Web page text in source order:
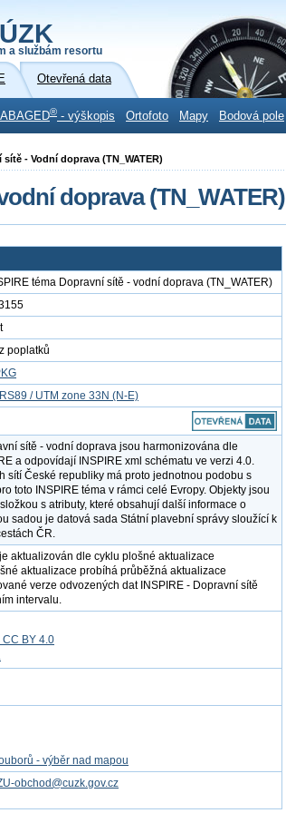
a službám resortu
Otevřená data
® - výškopis Ortofoto Mapy Bodová pole
- Vodní doprava (TN_WATER)
doprava (TN_WATER)
téma Dopravní sítě - vodní doprava (TN_WATER)
poplatků
/ UTM zone 33N (N-E)
sítě - vodní doprava jsou harmonizována dle
a odpovídají INSPIRE xml schématu ve verzi 4.0.
sítí České republiky má proto jednotnou podobu s
toto INSPIRE téma v rámci celé Evropy. Objekty jsou
s atributy, které obsahují další informace o
sadou je datová sada Státní plavební správy sloužící k
ČR.
aktualizován dle cyklu plošné aktualizace
aktualizace probíhá průběžná aktualizace
verze odvozených dat INSPIRE - Dopravní sítě
intervalu.
BY 4.0
- výběr nad mapou
obchod@cuzk.gov.cz